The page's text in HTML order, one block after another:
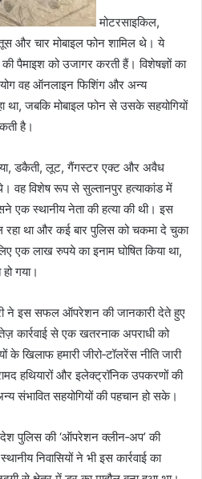
मोटरसाइकिल,
और चार मोबाइल फोन शामिल थे। ये
पैमाइश को उजागर करती हैं। विशेषज्ञों का
वह ऑनलाइन फिशिंग और अन्य
था, जबकि मोबाइल फोन से उसके सहयोगियों
है।
डकैती, लूट, गैंगस्टर एक्ट और अवैध
वह विशेष रूप से सुल्तानपुर हत्याकांड में
एक स्थानीय नेता की हत्या की थी। इस
रहा था और कई बार पुलिस को चकमा दे चुका
एक लाख रुपये का इनाम घोषित किया था,
गया।
ने इस सफल ऑपरेशन की जानकारी देते हुए
कार्रवाई से एक खतरनाक अपराधी को
खिलाफ हमारी जीरो‑टॉलरेंस नीति जारी
हथियारों और इलेक्ट्रॉनिक उपकरणों की
संभावित सहयोगियों की पहचान हो सके।
पुलिस की ‘ऑपरेशन क्लीन‑अप’ की
निवासियों ने भी इस कार्रवाई का